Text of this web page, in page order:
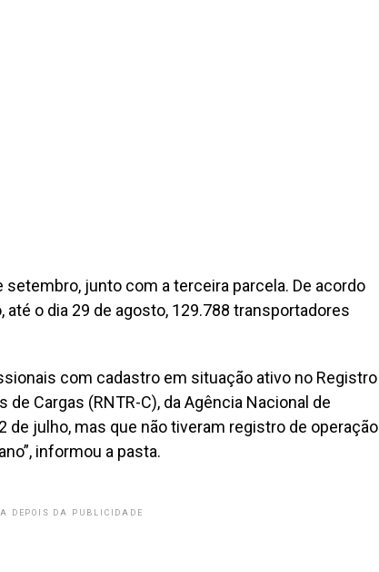
junto com a terceira parcela. De acordo
o dia 29 de agosto, 129.788 transportadores
com cadastro em situação ativo no Registro
Cargas (RNTR-C), da Agência Nacional de
de julho, mas que não tiveram registro de operação
informou a pasta.
DEPOIS DA PUBLICIDADE